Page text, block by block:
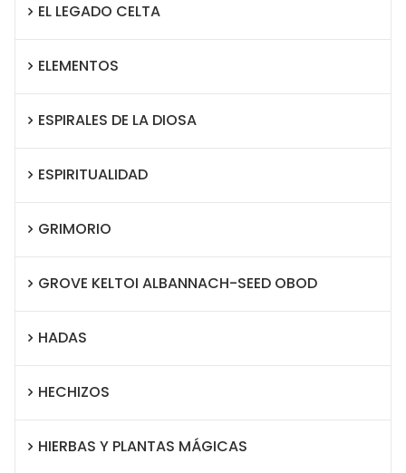
EL LEGADO CELTA
ELEMENTOS
ESPIRALES DE LA DIOSA
ESPIRITUALIDAD
GRIMORIO
GROVE KELTOI ALBANNACH-SEED OBOD
HADAS
HECHIZOS
HIERBAS Y PLANTAS MÁGICAS